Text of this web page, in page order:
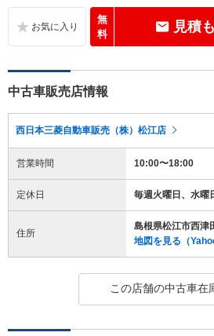
無
料
見積
中古車販売店情報
西日本三菱自動車販売（株）松江店
営業時間 10:00〜18:00
定休日 毎週火曜日、水曜
住所
島根県松江市西津
地図を見る（
この店舗の中古車在